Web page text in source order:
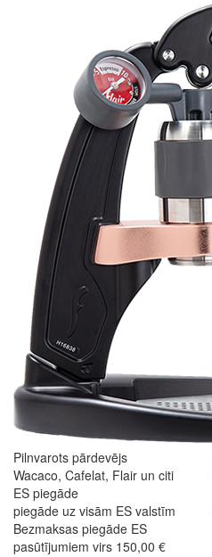
Pilnvarots pārdevējs
Wacaco, Cafelat, Flair un citi
ES piegāde
piegāde uz visām ES valstīm
Bezmaksas piegāde ES
pasūtījumiem virs 150,00 €